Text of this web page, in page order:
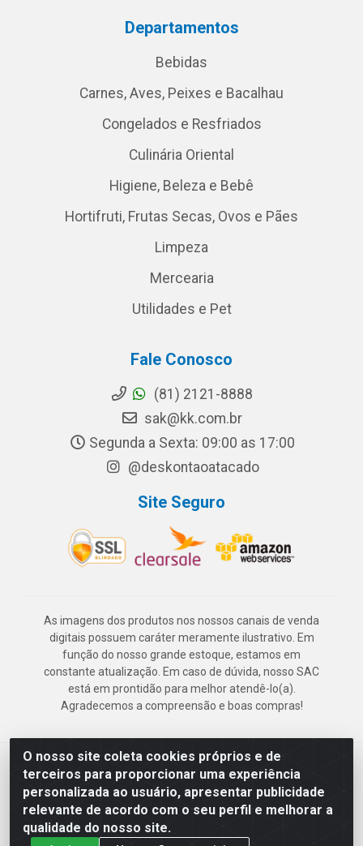
O nosso site coleta cookies próprios e de
terceiros para proporcionar uma experiência
personalizada ao usuário, apresentar publicidade
relevante de acordo com o seu perfil e melhorar a
qualidade do nosso site.
Departamentos
Bebidas
Carnes, Aves, Peixes e Bacalhau
Congelados e Resfriados
Culinária Oriental
Higiene, Beleza e Bebê
Hortifruti, Frutas Secas, Ovos e Pães
Limpeza
Mercearia
Utilidades e Pet
Fale Conosco
(81) 2121-8888
sak@kk.com.br
Segunda a Sexta: 09:00 as 17:00
@deskontaoatacado
Site Seguro
As imagens dos produtos nos nossos canais de venda
digitais possuem caráter meramente ilustrativo. Em
função do nosso grande estoque, estamos em
constante atualização. Em caso de dúvida, nosso SAC
está em prontidão para melhor atendê-lo(a).
Agradecemos a compreensão e boas compras!
Deskontão Atacado - Av. Marechal Mascarenhas de Morais, 2471 -
Imbiribeira - Recife/PE - CEP 51.150-001 - CNPJ 24.150.377/0003-
57